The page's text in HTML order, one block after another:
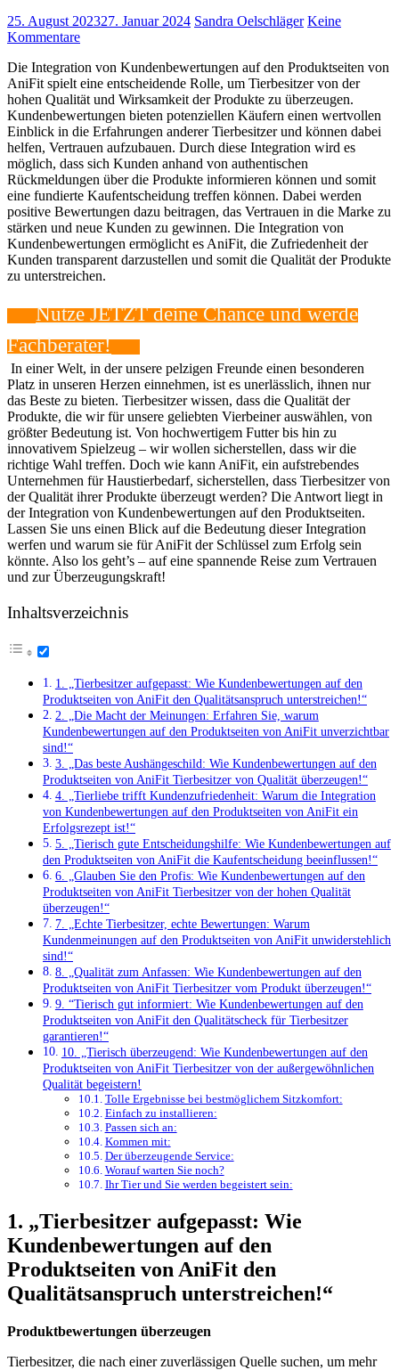
25. August 202327. Januar 2024 Sandra Oelschläger Keine
Kommentare
Die Integration von Kundenbewertungen auf den Produktseiten von
AniFit spielt eine entscheidende Rolle, um Tierbesitzer von der
hohen Qualität und Wirksamkeit der Produkte zu überzeugen.
Kundenbewertungen bieten potenziellen Käufern einen wertvollen
Einblick in die Erfahrungen anderer Tierbesitzer und können dabei
helfen, Vertrauen aufzubauen. Durch diese Integration wird es
möglich, dass sich Kunden anhand von authentischen
Rückmeldungen über die Produkte informieren können und somit
eine fundierte Kaufentscheidung treffen können. Dabei werden
positive Bewertungen dazu beitragen, das Vertrauen in die Marke zu
stärken und neue Kunden zu gewinnen. Die Integration von
Kundenbewertungen ermöglicht es AniFit, die Zufriedenheit der
Kunden transparent darzustellen und somit die Qualität der Produkte
zu unterstreichen.
Nutze JETZT deine Chance und werde
Fachberater!
⁤ In einer‍ Welt, in⁢ der ⁣unsere pelzigen Freunde einen ⁤besonderen
Platz in unseren Herzen ‍einnehmen, ist es unerlässlich, ihnen nur
das Beste zu ⁣bieten. Tierbesitzer ⁤wissen, dass die⁢ Qualität der
Produkte, die wir für unsere geliebten Vierbeiner auswählen, von​
größter Bedeutung ist. ​Von hochwertigem Futter bis hin zu
innovativem Spielzeug⁢ – wir wollen sicherstellen, dass wir die
richtige Wahl⁢ treffen. Doch wie kann AniFit, ein aufstrebendes
Unternehmen für Haustierbedarf, sicherstellen, dass Tierbesitzer von
der Qualität ihrer ⁣Produkte‌ überzeugt werden?‌ Die Antwort liegt in
der Integration von⁣ Kundenbewertungen auf den Produktseiten.
Lassen Sie ‌uns einen Blick‌ auf die Bedeutung dieser⁣ Integration
werfen und warum sie für AniFit der ‌Schlüssel zum Erfolg sein
könnte. ‌Also los geht’s – auf eine spannende Reise zum Vertrauen
und zur Überzeugungskraft!
Inhaltsverzeichnis
1. „Tierbesitzer aufgepasst: Wie Kundenbewertungen auf den
Produktseiten von AniFit den Qualitätsanspruch unterstreichen!“
2. „Die Macht der Meinungen: Erfahren Sie,​ warum
Kundenbewertungen auf den Produktseiten von AniFit ⁤unverzichtbar⁤
sind!“
3. „Das‍ beste Aushängeschild: Wie Kundenbewertungen auf den
Produktseiten von AniFit Tierbesitzer von Qualität überzeugen!“
4. „Tierliebe trifft Kundenzufriedenheit: Warum die Integration
von Kundenbewertungen auf den Produktseiten von AniFit ein
Erfolgsrezept ist!“
5. „Tierisch gute Entscheidungshilfe: Wie Kundenbewertungen auf
den Produktseiten von‍ AniFit die⁢ Kaufentscheidung beeinflussen!“
6. „Glauben Sie‌ den Profis: Wie Kundenbewertungen auf den
‌Produktseiten von AniFit Tierbesitzer von der hohen Qualität
überzeugen!“
7. „Echte ‌Tierbesitzer, echte Bewertungen: Warum
Kundenmeinungen auf den ‌Produktseiten von AniFit unwiderstehlich
sind!“
8. „Qualität zum Anfassen: Wie Kundenbewertungen auf ​den
Produktseiten von AniFit Tierbesitzer ‍vom Produkt überzeugen!“
9. ⁢“Tierisch gut informiert: Wie Kundenbewertungen auf den
Produktseiten von AniFit⁤ den Qualitätscheck‌ für Tierbesitzer
garantieren!“
10. „Tierisch ⁣überzeugend: Wie Kundenbewertungen auf den
Produktseiten von AniFit Tierbesitzer von der ‌außergewöhnlichen
Qualität begeistern!
Tolle Ergebnisse ‌bei bestmöglichem Sitzkomfort:
Einfach zu installieren:
Passen sich an:
Kommen mit:
Der überzeugende Service:
Worauf warten ⁢Sie noch?
Ihr Tier und Sie ⁣werden begeistert ⁢sein:
1. „Tierbesitzer aufgepasst: Wie
Kundenbewertungen auf den
Produktseiten von AniFit den
Qualitätsanspruch unterstreichen!“
Produktbewertungen überzeugen
Tierbesitzer, die‍ nach einer zuverlässigen Quelle suchen, um mehr